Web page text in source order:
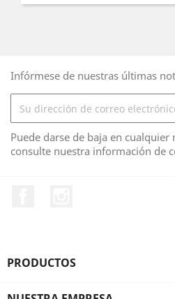
Infórmese de nuestras últimas
Puede darse de baja en
consulte nuestra información de
PRODUCTOS